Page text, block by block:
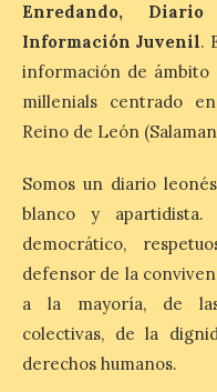
este domingo, […]
MADO Madrid
2026 vuelve a
como uno de los
económicos y
Madrid
9 Ago 2026
1,4 %
un
Enredando,
Información Juvenil.
información de ámbito
millenials centrado
Reino de León
Somos un diario
blanco y
democrático,
defensor de la
a la mayoría, de
colectivas, de la
derechos humanos.